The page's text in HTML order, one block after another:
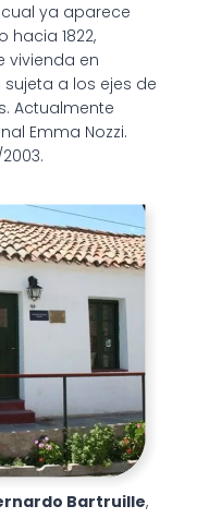
cual ya aparece
1822,
vivienda en
a los ejes de
Actualmente
Emma Nozzi.
Bartruille,